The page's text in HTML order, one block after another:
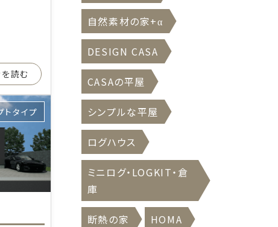
読む
トタイプ
自然素材の家+α
DESIGN CASA
CASAの平屋
シンプルな平屋
ログハウス
ミニログ・LOGKIT・倉
庫
断熱の家 HOMA